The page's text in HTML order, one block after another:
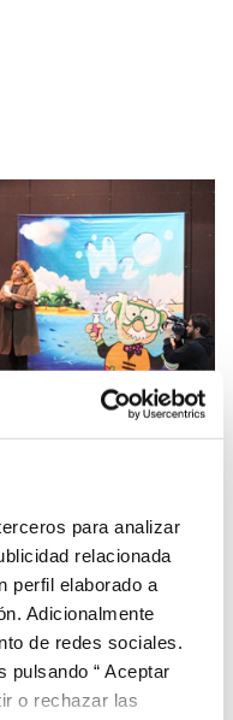
para analizar
relacionada
perfil elaborado a
Adicionalmente
de redes sociales.
pulsando “ Aceptar
o rechazar las
a valorar el